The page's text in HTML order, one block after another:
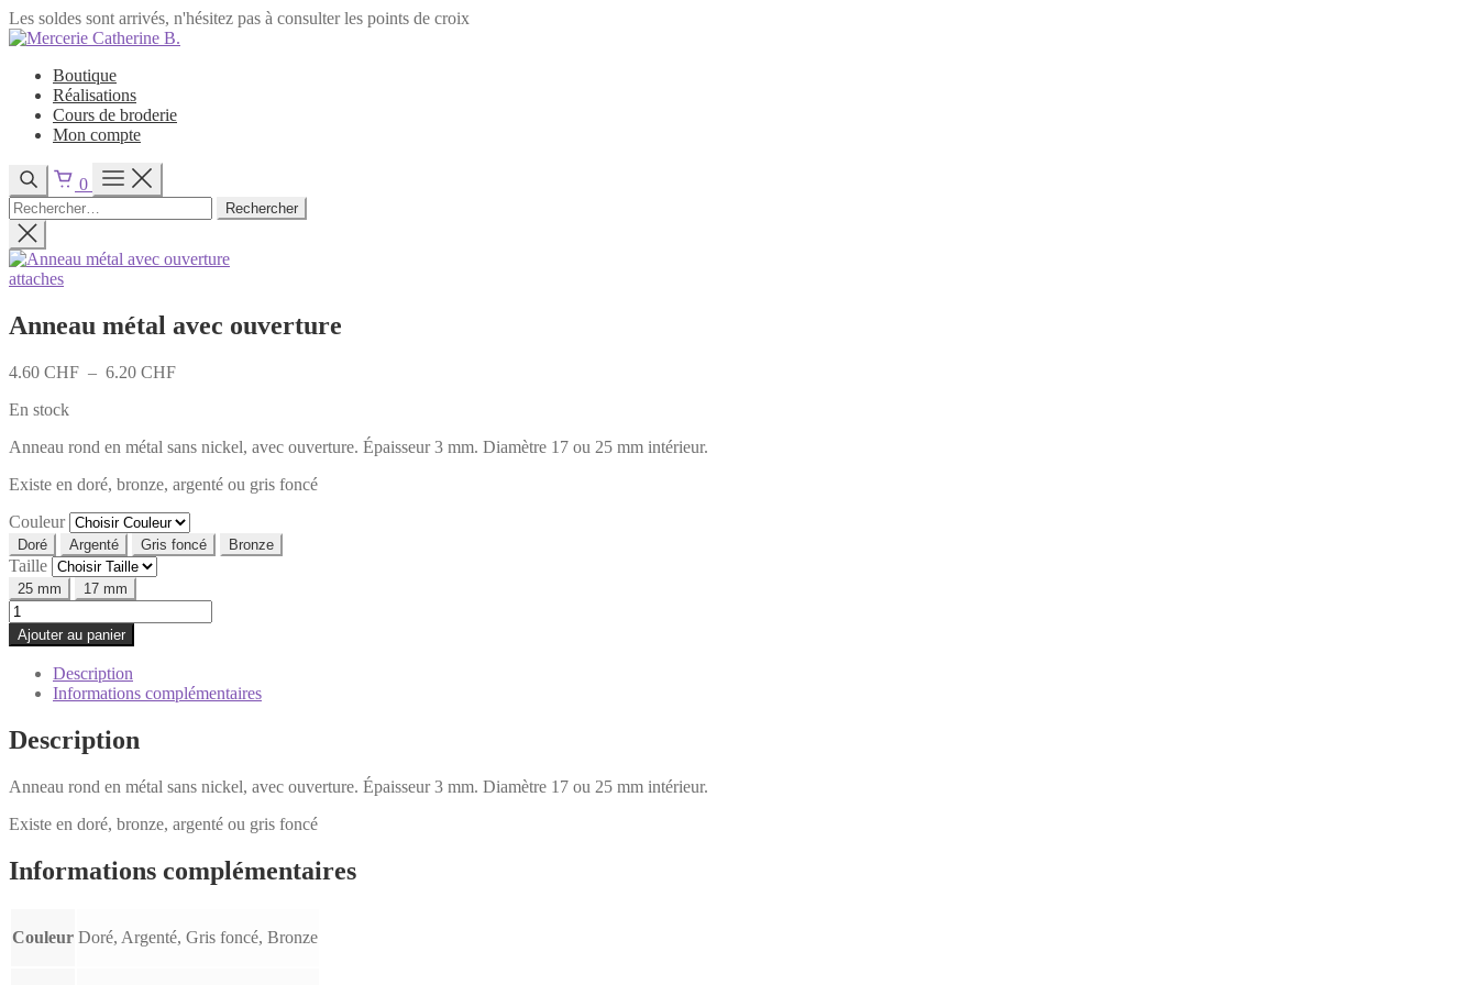
Les soldes sont arrivés, n'hésitez pas à consulter les points de croix
Passer
contenuBoutique
Réalisations
Cours de broderie
Mon compte
0
Rechercher :
attaches
Anneau métal avec ouverture
4.60 CHF – 6.20 CHFPlage
à
En stock
Anneau rond en métal sans nickel, avec ouverture. Épaisseur 3 mm. Diamètre 17 ou 25 mm intérieur.
Existe en doré, bronze, argenté ou gris foncé
Couleur
Doré Argenté Gris foncé Bronze
Taille
25 mm 17 mm
quantité
de
Anneau
métal
avec
ouverture
Ajouter au panier
Description
Informations complémentaires
Description
Anneau rond en métal sans nickel, avec ouverture. Épaisseur 3 mm. Diamètre 17 ou 25 mm intérieur.
Existe en doré, bronze, argenté ou gris foncé
Informations complémentaires
Couleur Doré, Argenté, Gris foncé, Bronze